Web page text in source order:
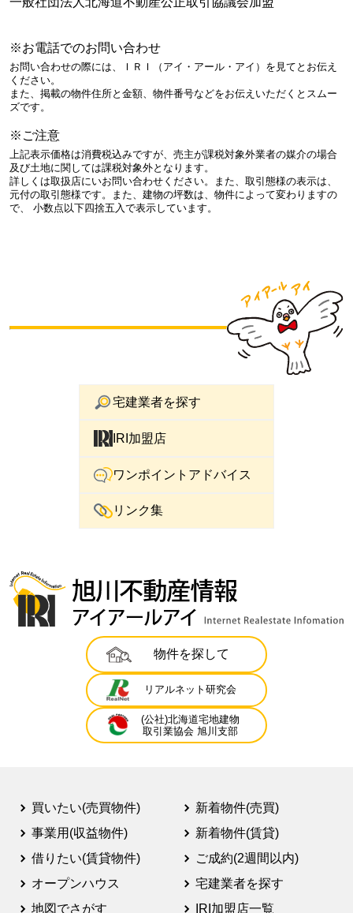
※お電話でのお問い合わせ
お問い合わせの際には、ＩＲＩ（アイ・アール・アイ）を見てとお伝え
ください。
また、掲載の物件住所と金額、物件番号などをお伝えいただくとスムー
ズです。
※ご注意
上記表示価格は消費税込みですが、売主が課税対象外業者の媒介の場合
及び土地に関しては課税対象外となります。
詳しくは取扱店にいお問い合わせください。また、取引態様の表示は、
元付の取引態様です。また、建物の坪数は、物件によって変わりますの
で、 小数点以下四捨五入で表示しています。
宅建業者を探す
IRI加盟店
ワンポイントアドバイス
リンク集
物件を探して
リアルネット研究会
(公社)北海道宅地建物
取引業協会 旭川支部
買いたい(売買物件)
事業用(収益物件)
借りたい(賃貸物件)
オープンハウス
地図でさがす
新着物件(売買)
新着物件(賃貸)
ご成約(2週間以内)
宅建業者を探す
IRI加盟店一覧